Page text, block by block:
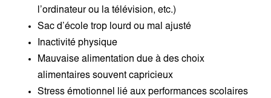
l’ordinateur ou la télévision, etc.)
Sac d’école trop lourd ou mal ajusté
Inactivité physique
Mauvaise alimentation due à des choix
alimentaires souvent capricieux
Stress émotionnel lié aux performances scolaires